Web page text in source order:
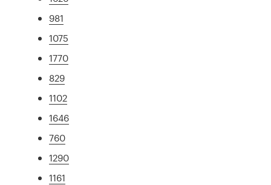
981
1075
1770
829
1102
1646
760
1290
1161